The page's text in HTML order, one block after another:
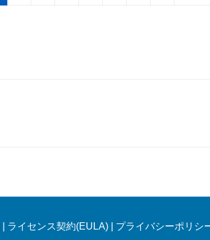
ライセンス契約(EULA)| プライバシーポリシ